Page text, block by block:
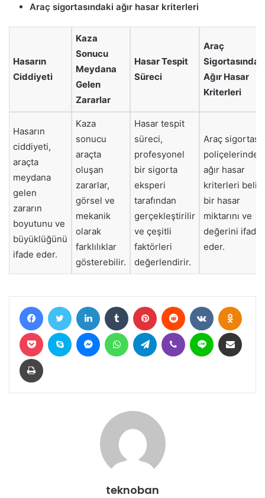
Araç sigortasındaki ağır hasar kriterleri
Hasarın
Ciddiyeti
Kaza
Sonucu
Meydana
Gelen
Zararlar
Hasar Tespit
Süreci
Araç
Ağır Hasar
Kriterleri
Hasarın
ciddiyeti,
araçta
meydana
gelen
zararın
boyutunu ve
büyüklüğünü
ifade eder.
Kaza
sonucu
araçta
oluşan
zararlar,
görsel ve
mekanik
olarak
farklılıklar
gösterebilir.
Hasar tespit
süreci,
profesyonel
bir sigorta
eksperi
tarafından
gerçekleştirilir
ve çeşitli
faktörleri
değerlendirir.
Araç sigortası
poliçelerinde
ağır hasar
kriterleri belirli
bir hasar
miktarını ve
değerini ifade
eder.
FacebookTwitter LinkedIn Tumblr Pinterest Reddit VKontakte
Pocket Skype MessengerWhatsAppTelegram Viber Line
Yazdır
teknoban